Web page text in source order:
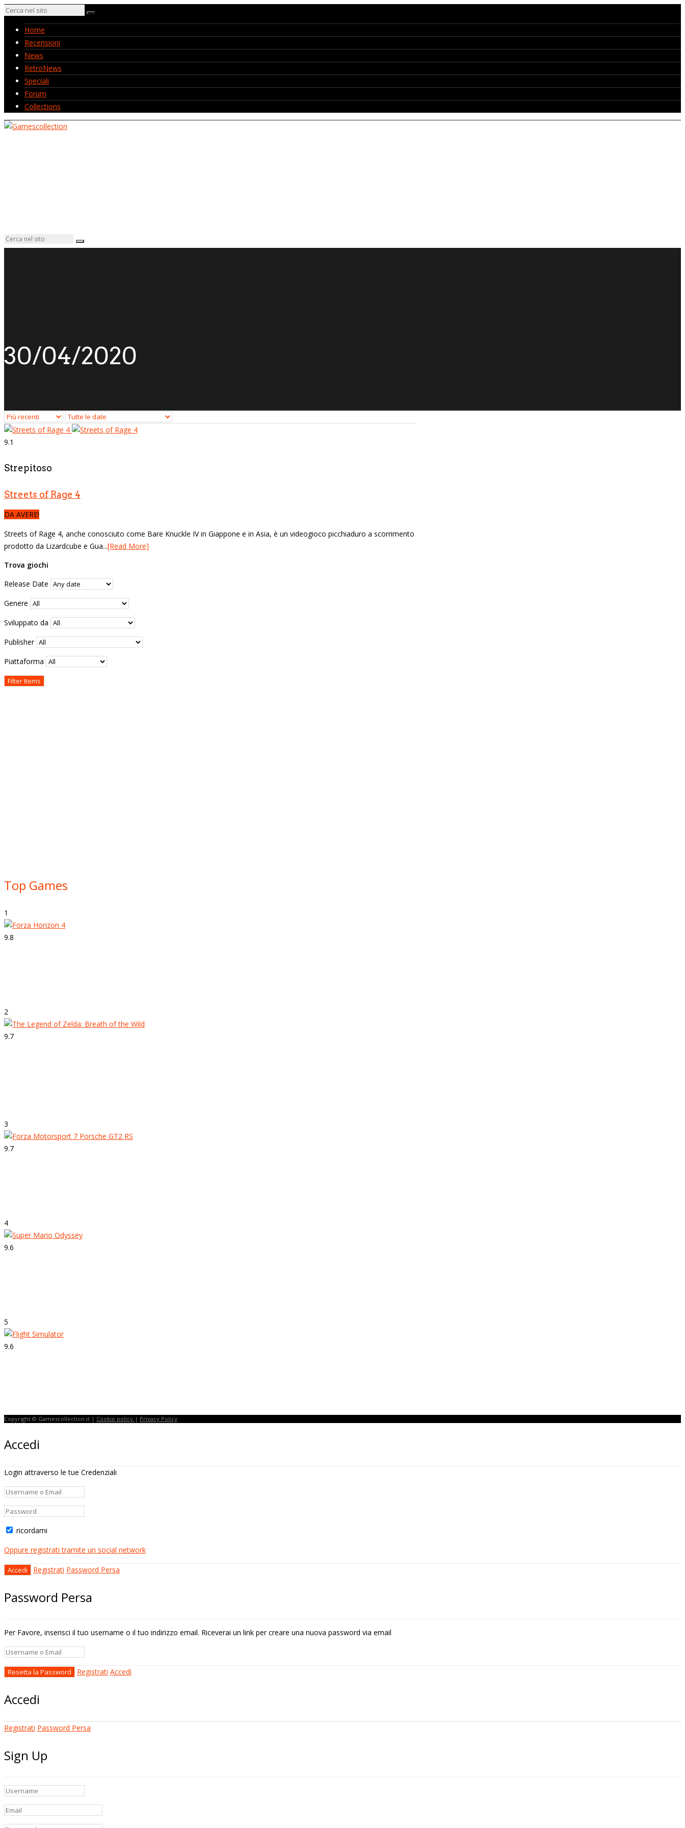
Home
Recensioni
News
RetroNews
Speciali
Forum
Collections
30/04/2020
9.1
Strepitoso
Streets of Rage 4
DA AVERE!
Streets of Rage 4, anche conosciuto come Bare Knuckle IV in Giappone e in Asia, è un videogioco picchiaduro a scorrimento
prodotto da Lizardcube e Gua...[Read More]
Trova giochi
Release Date
Genere
Sviluppato da
Publisher
Piattaforma
Top Games
1
9.8
2
9.7
3
9.7
4
9.6
5
9.6
Copyright © Gamescollection.it | Cookie policy | Privacy Policy
Accedi
Login attraverso le tue Credenziali
ricordami
Oppure registrati tramite un social network
Registrati Password Persa
Password Persa
Per Favore, inserisci il tuo username o il tuo indirizzo email. Riceverai un link per creare una nuova password via email
Registrati Accedi
Accedi
Registrati Password Persa
Sign Up